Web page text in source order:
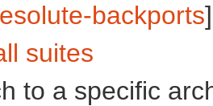
backports
suites
to a specific